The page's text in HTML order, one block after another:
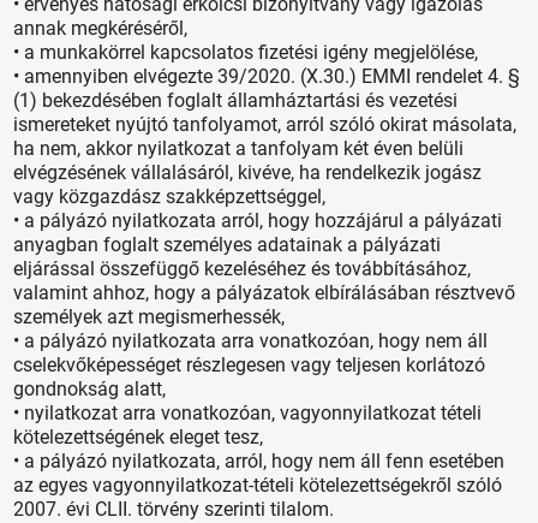
• érvényes hatósági erkölcsi bizonyítvány vagy igazolás
annak megkéréséről,
• a munkakörrel kapcsolatos fizetési igény megjelölése,
• amennyiben elvégezte 39/2020. (X.30.) EMMI rendelet 4. §
(1) bekezdésében foglalt államháztartási és vezetési
ismereteket nyújtó tanfolyamot, arról szóló okirat másolata,
ha nem, akkor nyilatkozat a tanfolyam két éven belüli
elvégzésének vállalásáról, kivéve, ha rendelkezik jogász
vagy közgazdász szakképzettséggel,
• a pályázó nyilatkozata arról, hogy hozzájárul a pályázati
anyagban foglalt személyes adatainak a pályázati
eljárással összefüggő kezeléséhez és továbbításához,
valamint ahhoz, hogy a pályázatok elbírálásában résztvevő
személyek azt megismerhessék,
• a pályázó nyilatkozata arra vonatkozóan, hogy nem áll
cselekvőképességet részlegesen vagy teljesen korlátozó
gondnokság alatt,
• nyilatkozat arra vonatkozóan, vagyonnyilatkozat tételi
kötelezettségének eleget tesz,
• a pályázó nyilatkozata, arról, hogy nem áll fenn esetében
az egyes vagyonnyilatkozat-tételi kötelezettségekről szóló
2007. évi CLII. törvény szerinti tilalom.